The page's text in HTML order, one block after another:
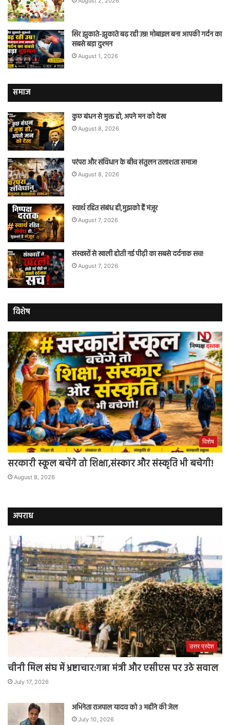
सिर झुकाते-झुकाते बढ़ रही उम्र! मोबाइल बना आपकी गर्दन का
सबसे बड़ा दुश्मन
August 1, 2026
समाज
कुछ बंधन से मुक्त हो, अपने मन को देख
August 8, 2026
परंपरा और संविधान के बीच संतुलन तलाशता समाज!
August 8, 2026
स्वार्थ रहित संबंध ही,मुझको हैं मंज़ूर
August 7, 2026
संस्कारों से खाली होती नई पीढ़ी का सबसे दर्दनाक सच!
August 7, 2026
विशेष
विशेष
सरकारी स्कूल बचेंगे तो शिक्षा,संस्कार और संस्कृति भी बचेगी!
August 8, 2026
अपराध
उत्तर प्रदेश
चीनी मिल संघ में भ्रष्टाचार:गन्ना मंत्री और एसीएस पर उठे सवाल
July 17, 2026
अभिनेता राजपाल यादव को 3 महीने की जेल
July 10, 2026